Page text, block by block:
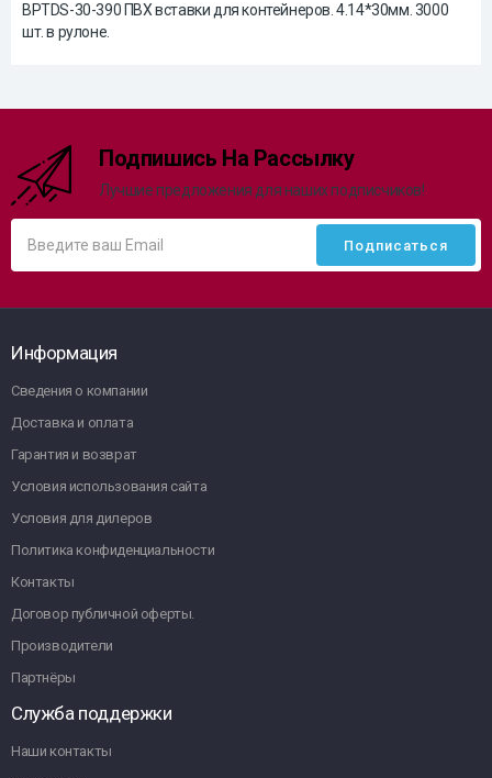
BPTDS-30-390 ПВХ вставки для контейнеров. 4.14*30мм. 3000
шт. в рулоне.
Подпишись На Рассылку
Лучшие предложения для наших подписчиков!
Информация
Сведения о компании
Доставка и оплата
Гарантия и возврат
Условия использования сайта
Условия для дилеров
Политика конфиденциальности
Контакты
Договор публичной оферты.
Производители
Партнёры
Служба поддержки
Наши контакты